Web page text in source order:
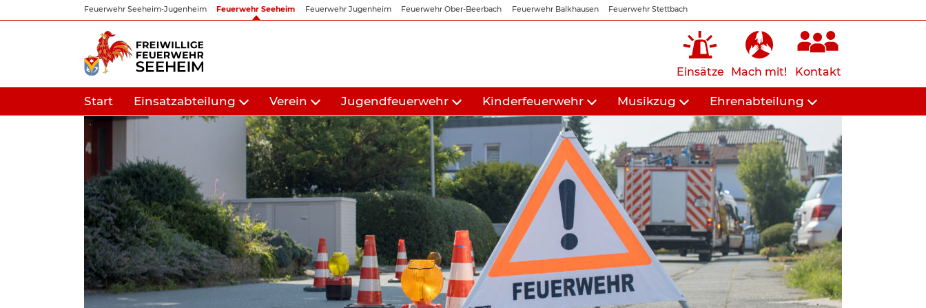
Inhalt
Feuerwehr Seeheim-Jugenheim Feuerwehr Seeheim Feuerwehr Jugenheim Feuerwehr Ober-Beerbach Feuerwehr Balkhausen Feuerwehr Stettbach
Einsätze Mach mit! Kontakt
Start Einsatzabteilung Verein Jugendfeuerwehr Kinderfeuerwehr Musikzug Ehrenabteilung